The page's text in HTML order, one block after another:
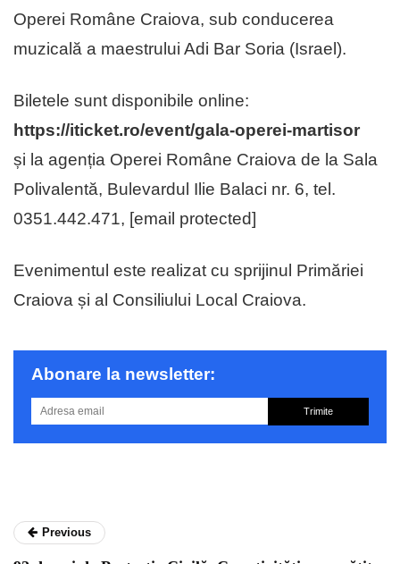
Operei Române Craiova, sub conducerea
muzicală a maestrului Adi Bar Soria (Israel).
Biletele sunt disponibile online:
https://iticket.ro/event/gala-operei-martisor
și la agenția Operei Române Craiova de la Sala
Polivalentă, Bulevardul Ilie Balaci nr. 6, tel.
0351.442.471, [email protected]
Evenimentul este realizat cu sprijinul Primăriei
Craiova și al Consiliului Local Craiova.
Abonare la newsletter:
Trimite
Previous